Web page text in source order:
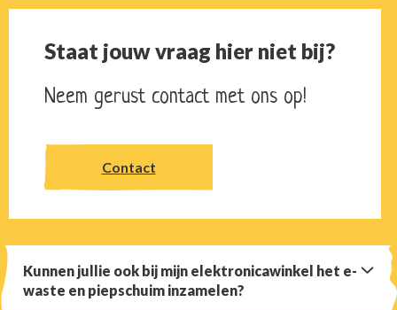
Staat jouw vraag hier niet bij?
Neem gerust contact met ons op!
Contact
Kunnen jullie ook bij mijn elektronicawinkel het e-
waste en piepschuim inzamelen?